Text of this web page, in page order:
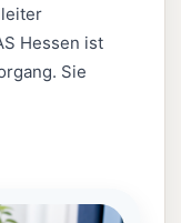
Hessen ist
Sie